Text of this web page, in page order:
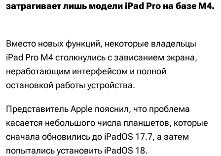
затрагивает лишь модели iPad Pro на базе M4.
Вместо новых функций, некоторые владельцы
iPad Pro M4 столкнулись с зависанием экрана,
неработающим интерфейсом и полной
остановкой работы устройства.
Представитель Apple пояснил, что проблема
касается небольшого числа планшетов, которые
сначала обновились до iPadOS 17.7, а затем
попытались установить iPadOS 18.